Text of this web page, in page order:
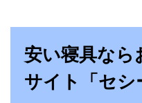
安い寝具なら
サイト「セシ